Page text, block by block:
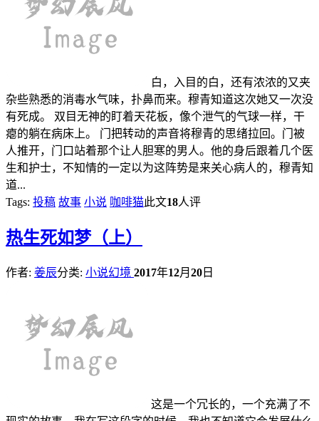
白，入目的白，还有浓浓的又夹
杂些熟悉的消毒水气味，扑鼻而来。穆青知道这次她又一次没
有死成。 双目无神的盯着天花板，像个泄气的气球一样，干
瘪的躺在病床上。 门把转动的声音将穆青的思绪拉回。门被
人推开，门口站着那个让人胆寒的男人。他的身后跟着几个医
生和护士，不知情的一定以为这阵势是来关心病人的，穆青知
道...
Tags: 投稿 故事 小说 咖啡猫此文18人评
热生死如梦（上）
作者: 姜辰分类: 小说幻境 2017年12月 20 日
这是一个冗长的，一个充满了不